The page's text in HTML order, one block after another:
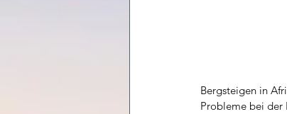
Bergsteigen in
Probleme bei der